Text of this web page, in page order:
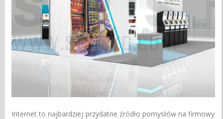
Internet to najbardziej przydatne źródło pomysłów na firmowy